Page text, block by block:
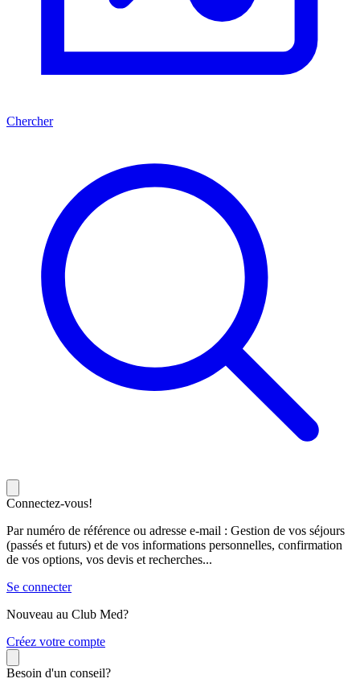
Chercher
Connectez-vous!
Par numéro de référence ou adresse e-mail : Gestion de vos séjours
(passés et futurs) et de vos informations personnelles, confirmation
de vos options, vos devis et recherches...
Se connecter
Nouveau au Club Med?
Créez votre compte
Besoin d'un conseil?